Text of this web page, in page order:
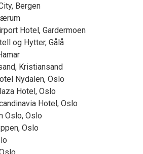
Bergen
Hotel, Gardermoen
og Hytter, Gålå
Kristiansand
Nydalen, Oslo
Hotel, Oslo
Hotel, Oslo
Oslo, Oslo
Oslo